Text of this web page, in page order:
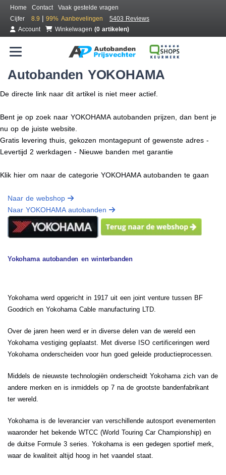
Home Contact
Vaak gestelde vragen
Cijfer
8.9 | 99% Aanbevelingen
5403 Reviews
Account
Winkelwagen (0 artikelen)
Autobanden YOKOHAMA
De directe link naar dit artikel is niet meer actief.
Bent je op zoek naar YOKOHAMA autobanden prijzen, dan bent je
nu op de juiste website.
Gratis levering thuis, gekozen montagepunt of gewenste adres -
Levertijd 2 werkdagen - Nieuwe banden met garantie
Klik hier om naar de categorie YOKOHAMA autobanden te gaan
Naar de webshop
Naar YOKOHAMA autobanden
Yokohama autobanden en winterbanden
Yokohama werd opgericht in 1917 uit een joint venture tussen BF
Goodrich en Yokohama Cable manufacturing LTD.
Over de jaren heen werd er in diverse delen van de wereld een
Yokohama vestiging geplaatst. Met diverse ISO certificeringen werd
Yokohama onderscheiden voor hun goed geleide productieprocessen.
Middels de nieuwste technologiën onderscheidt Yokohama zich van de
andere merken en is inmiddels op 7 na de grootste bandenfabrikant
ter wereld.
Yokohama is de leverancier van verschillende autosport evenementen
waaronder het bekende WTCC (World Touring Car Championship) en
de duitse Formule 3 series. Yokohama is een gedegen sportief merk,
waar de kwaliteit altijd hoog in het vaandel staat.